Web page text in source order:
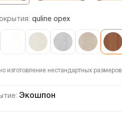
quline орех
изготовление нестандартных размеров
Экошпон